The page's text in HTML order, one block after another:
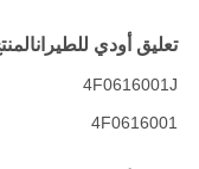
تعليق أودي للطيران
4F0616001J
4F0616001